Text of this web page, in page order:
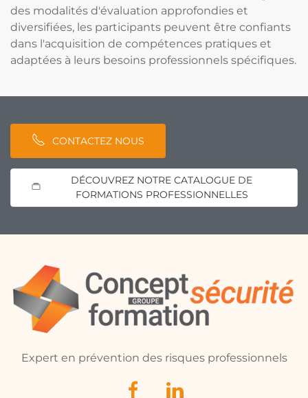
des modalités d'évaluation approfondies et
diversifiées, les participants peuvent être confiants
dans l'acquisition de compétences pratiques et
adaptées à leurs besoins professionnels spécifiques.
CONTACTEZ NOUS
DÉCOUVREZ NOTRE CATALOGUE DE
FORMATIONS PROFESSIONNELLES
Expert en prévention des risques professionnels